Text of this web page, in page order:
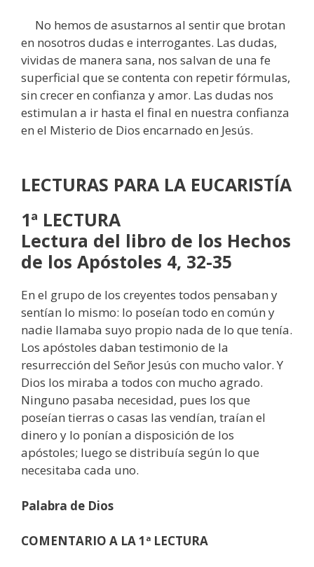
No hemos de asustarnos al sentir que brotan
en nosotros dudas e interrogantes. Las dudas,
vividas de manera sana, nos salvan de una fe
superficial que se contenta con repetir fórmulas,
sin crecer en confianza y amor. Las dudas nos
estimulan a ir hasta el final en nuestra confianza
en el Misterio de Dios encarnado en Jesús.
LECTURAS PARA LA EUCARISTÍA
1ª LECTURA
Lectura del libro de los Hechos
de los Apóstoles 4, 32-35
En el grupo de los creyentes todos pensaban y
sentían lo mismo: lo poseían todo en común y
nadie llamaba suyo propio nada de lo que tenía.
Los apóstoles daban testimonio de la
resurrección del Señor Jesús con mucho valor. Y
Dios los miraba a todos con mucho agrado.
Ninguno pasaba necesidad, pues los que
poseían tierras o casas las vendían, traían el
dinero y lo ponían a disposición de los
apóstoles; luego se distribuía según lo que
necesitaba cada uno.
Palabra de Dios
COMENTARIO A LA 1ª LECTURA